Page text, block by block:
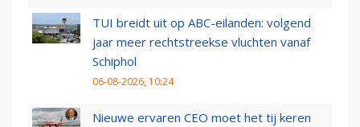
TUI breidt uit op ABC-eilanden: volgend
jaar meer rechtstreekse vluchten vanaf
Schiphol
06-08-2026, 10:24
Nieuwe ervaren CEO moet het tij keren